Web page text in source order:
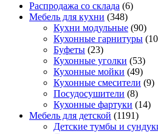
Распродажа со склада (6)
Мебель для кухни (348)
Кухни модульные (90)
Кухонные гарнитуры
Буфеты (23)
Кухонные уголки (53)
Кухонные мойки (49)
Кухонные смесители (9)
Посудосушители (8)
Кухонные фартуки (14)
Мебель для детской (1191)
Детские тумбы и